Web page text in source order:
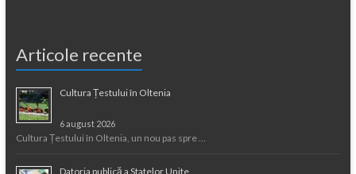
Articole recente
Cultura Țestului în Oltenia
6 august 2026
Cultura Țestului în Oltenia, un nou pas spre …
Datoria publică a Statelor Unite